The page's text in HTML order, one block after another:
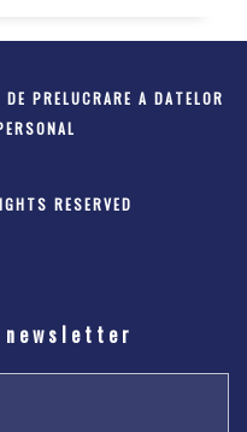
PRELUCRARE A DATELOR
RESERVED